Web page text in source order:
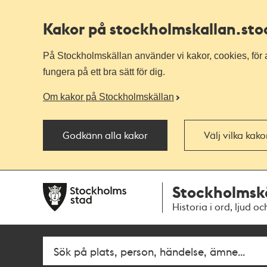
Kakor på stockholmskallan
På Stockholmskällan använder vi kakor, cookies,
fungera på ett bra sätt för dig.
Om kakor på Stockholmskällan
Godkänn alla kakor Välj vilka
navigationen
huvudinnehållet
Historia i ord, ljud
Fritextsök